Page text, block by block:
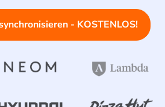
- KOSTENLOS!